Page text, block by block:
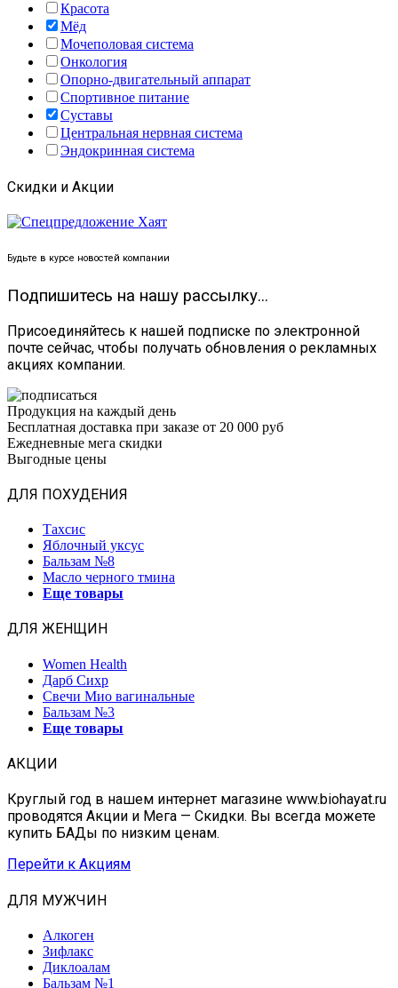
Красота
Мёд
Мочеполовая система
Онкология
Опорно-двигательный аппарат
Спортивное питание
Суставы
Центральная нервная система
Эндокринная система
Скидки и Акции
Будьте в курсе новостей компании
Подпишитесь на нашу рассылку...
Присоединяйтесь к нашей подписке по электронной
почте сейчас, чтобы получать обновления о рекламных
акциях компании.
Продукция на каждый день
Бесплатная доставка при заказе от 20 000 руб
Ежедневные мега скидки
Выгодные цены
ДЛЯ ПОХУДЕНИЯ
Тахсис
Яблочный уксус
Бальзам №8
Масло черного тмина
Еще товары
ДЛЯ ЖЕНЩИН
Women Health
Дарб Сихр
Свечи Мио вагинальные
Бальзам №3
Еще товары
АКЦИИ
Круглый год в нашем интернет магазине www.biohayat.ru
проводятся Акции и Мега — Скидки. Вы всегда можете
купить БАДы по низким ценам.
Перейти к Акциям
ДЛЯ МУЖЧИН
Алкоген
Зифлакс
Диклоалам
Бальзам №1